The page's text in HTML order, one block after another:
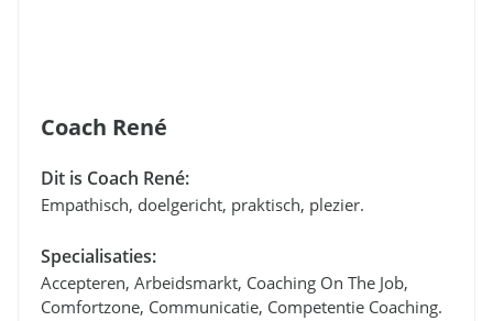
Coach René
Dit is Coach René:
Empathisch, doelgericht, praktisch, plezier.
Specialisaties:
Accepteren, Arbeidsmarkt, Coaching On The Job,
Comfortzone, Communicatie, Competentie Coaching.